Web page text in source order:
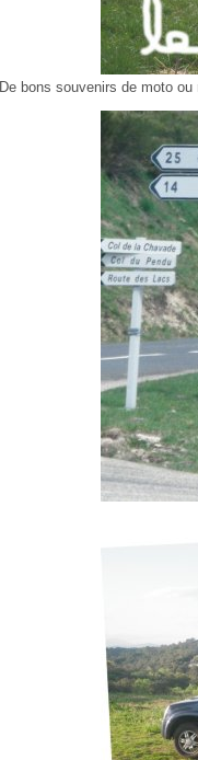
De bons souvenirs de moto